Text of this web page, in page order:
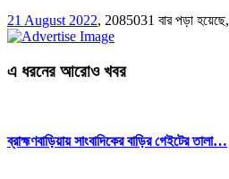
21 August 2022, 2085031 বার পড়া হয়েছে,
এ ধরনের আরোও খবর
ব্রাহ্মণবাড়িয়ায় সাংবাদিকের বাড়ির গেইটের তালা…